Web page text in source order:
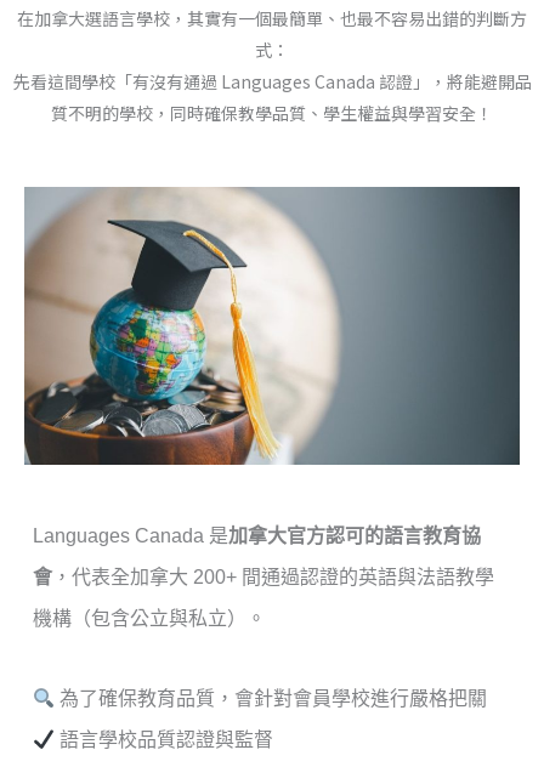
在加拿大選語言學校，其實有一個最簡單、也最不容易出錯的判斷方
式：
先看這間學校「有沒有通過 Languages Canada 認證」，將能避開品
質不明的學校，同時確保教學品質、學生權益與學習安全！
Languages Canada 是加拿大官方認可的語言教育協
會，代表全加拿大 200+ 間通過認證的英語與法語教學
機構（包含公立與私立）。
為了確保教育品質，會針對會員學校進行嚴格把關
語言學校品質認證與監督